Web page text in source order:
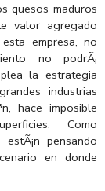
quesos maduros
valor agregado
empresa, no
no podrÃ¡
la estrategia
industrias
hace imposible
Como
pensando
en donde